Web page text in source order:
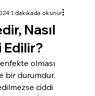
Nasıl
Edilir?
1 dakikada okunur
olması
bir durumdur.
ciddi